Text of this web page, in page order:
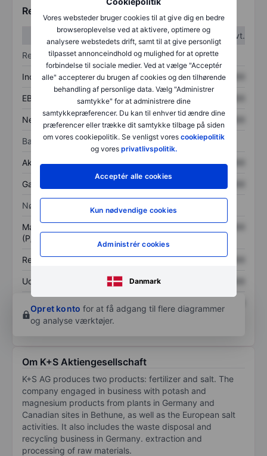
Vores websteder bruger cookies til at give dig en bedre
browseroplevelse ved at aktivere, optimere og
analysere webstedets drift, samt til at give personligt
tilpasset annonceindhold og mulighed for at oprette
forbindelse til sociale medier. Ved at vælge "Acceptér
alle" accepterer du brugen af cookies og den tilhørende
behandling af personlige data. Vælg "Administrer
samtykke" for at administrere dine
samtykkepræferencer. Du kan til enhver tid ændre dine
præferencer eller trække dit samtykke tilbage på siden
om vores cookiepolitik. Se venligst vores cookiepolitik
og vores privatlivspolitik.
Acceptér alle cookies
Kun nødvendige cookies
Administrér cookies
Danmark
Regnskabstal
1. kvt.
2. kvt.
Resultatopgørelse
Indtægter XXXXXXX XXXXXXX
EBITDA XXXXXXX
Nettoresultat
Balance
Aktiver i alt XXXXXXX XXXXXXX
Gæld
Nøgletal
Markedsværdi/omsætning
(P/S)
Resultat pr. aktie (EPS) XXXXXXX XXXXXXX
Udbytte pr. aktie XXXXXXX
Opret konto for at få adgang til flere diagrammer
og analyse værktøjer.
Om K+S Aktiengesellschaft
K+S AG produces two products: fertilizer and salt. The
company engaged in business with potash and
magnesium products from plants in Germany and
Canadian sites in Bethune, as well as the European salt
activities. It also includes the waste disposal and
recycling business in Germany. extraction and
processing of raw materials.